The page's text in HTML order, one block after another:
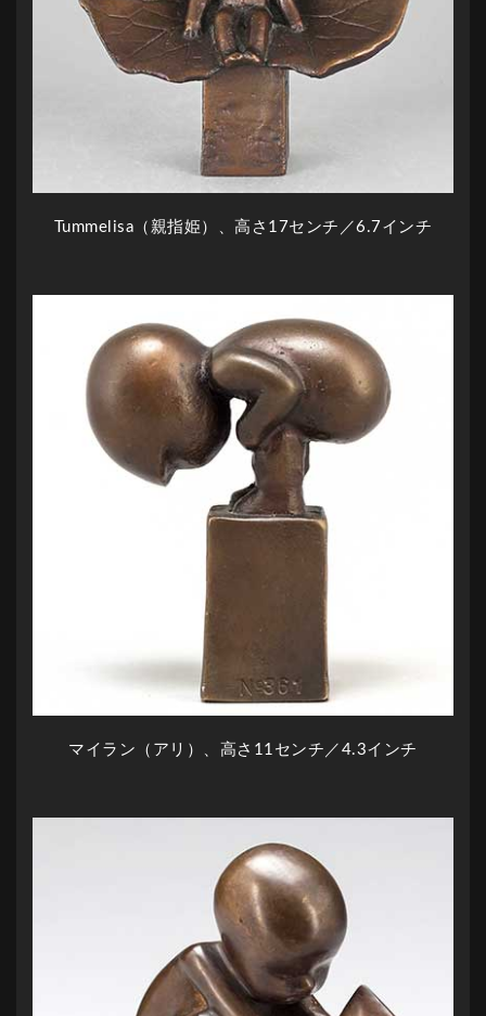
Tummelisa（親指姫）、高さ17センチ／6.7インチ
マイラン（アリ）、高さ11センチ／4.3インチ